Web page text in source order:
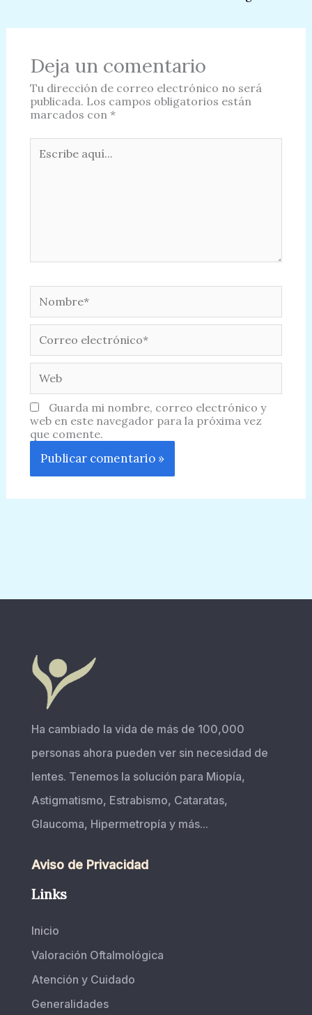
Deja un comentario
Tu dirección de correo electrónico no será
publicada. Los campos obligatorios están
marcados con *
aquí...
electrónico*
Guarda mi nombre, correo electrónico y
web en este navegador para la próxima vez
que comente.
Ha cambiado la vida de más de 100,000
personas ahora pueden ver sin necesidad de
lentes. Tenemos la solución para Miopía,
Astigmatismo, Estrabismo, Cataratas,
Glaucoma, Hipermetropía y más...
Aviso de Privacidad
Links
Inicio
Valoración Oftalmológica
Atención y Cuidado
Generalidades